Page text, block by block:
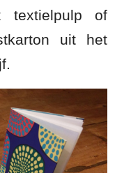
textielpulp of
uit het